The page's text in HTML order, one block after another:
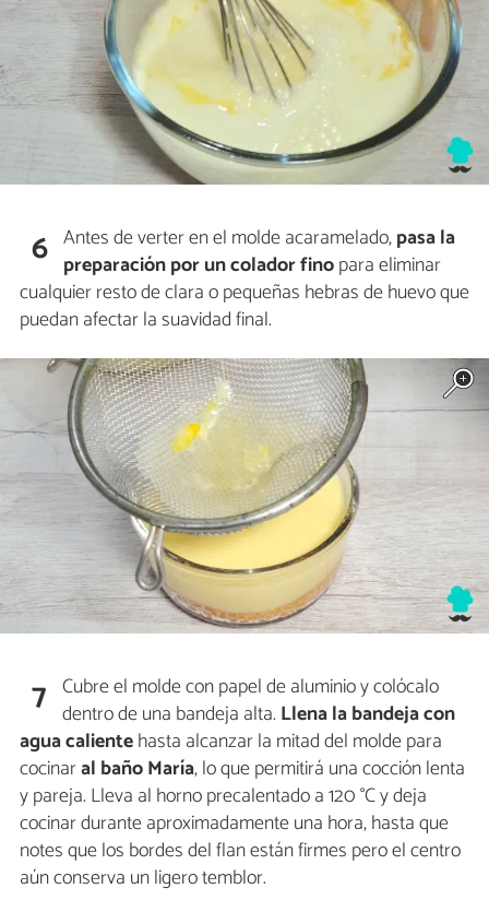
6 Antes de verter en el molde acaramelado,pasa la
preparación por un colador finopara eliminar
cualquier resto de clara o pequeñas hebras de huevo que
puedan afectar la suavidad final.
7 Cubre el molde con papel de aluminio y colócalo
dentro de una bandeja alta. Llena la bandeja con
agua calientehasta alcanzar la mitad del molde para
cocinaral baño María, lo que permitirá una cocción lenta
y pareja. Lleva al horno precalentado a 120 °C y deja
cocinar durante aproximadamente una hora, hasta que
notes que los bordes del flan están firmes pero el centro
aún conserva un ligero temblor.